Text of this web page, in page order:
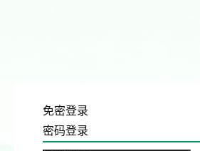
免密登录
密码登录